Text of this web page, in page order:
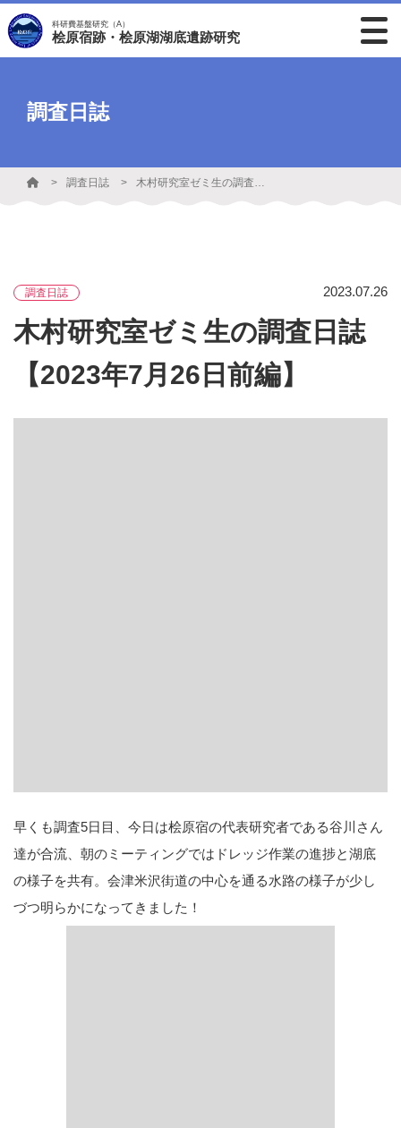
科研費基盤研究（A）
桧原宿跡・桧原湖湖底遺跡研究
調査日誌
調査日誌 木村研究室ゼミ生の調査日誌【2023年7月26日前編】
調査日誌 2023.07.26
木村研究室ゼミ生の調査日誌
【2023年7月26日前編】
早くも調査5日目、今日は桧原宿の代表研究者である谷川さん
達が合流、朝のミーティングではドレッジ作業の進捗と湖底
の様子を共有。会津米沢街道の中心を通る水路の様子が少し
づつ明らかになってきました！